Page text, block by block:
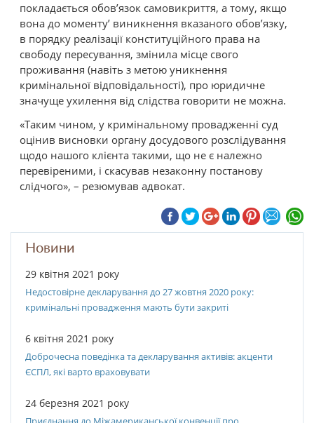
Новини
29 квітня 2021 року
Недостовірне декларування до 27 жовтня 2020 року:
кримінальні провадження мають бути закриті
6 квітня 2021 року
Доброчесна поведінка та декларування активів: акценти
ЄСПЛ, які варто враховувати
24 березня 2021 року
покладається обов’язок самовикриття, а тому, якщо
вона до моменту’ виникнення вказаного обов’язку,
в порядку реалізації конституційного права на
свободу пересування, змінила місце свого
проживання (навіть з метою уникнення
кримінальної відповідальності), про юридичне
значуще ухилення від слідства говорити не можна.
«Таким чином, у кримінальному провадженні суд
оцінив висновки органу досудового розслідування
щодо нашого клієнта такими, що не є належно
перевіреними, і скасував незаконну постанову
слідчого», – резюмував адвокат.